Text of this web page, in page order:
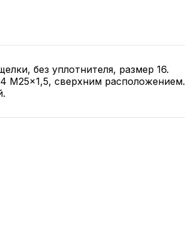
без уплотнителя, размер 16.
M25x1,5, сверхним расположением.